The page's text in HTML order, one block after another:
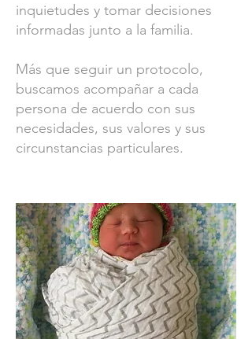
inquietudes y tomar decisiones
informadas junto a la familia.
Más que seguir un protocolo,
buscamos acompañar a cada
persona de acuerdo con sus
necesidades, sus valores y sus
circunstancias particulares.